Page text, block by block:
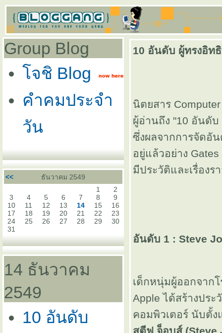
Group Blog
จชิ Blog
คำคมประจำ
วัน
<<
ธันวาคม 2549
1
2
3
4 5 6 7 8
9
10
11 12 13 14 15
16
17
18 19 20 21 22
23
24
25 26 27 28 29
30
31
14 ธันวาคม
2549
10 อันดับ
10 อันดับ ผู้ทรงอิท
นิตยสาร
ผู้อ่านถึง "10 อันดับ
ซึ่งผลจากการจัดอั
อยู่แล้วอย่าง
มีประวัติและเรื่อง
อันดับ 1 : Steve
เด็กหนุ่มผู้ออกจาก
Apple ได้สร้างปร
คอมพิวเตอร์ นับตั้ง